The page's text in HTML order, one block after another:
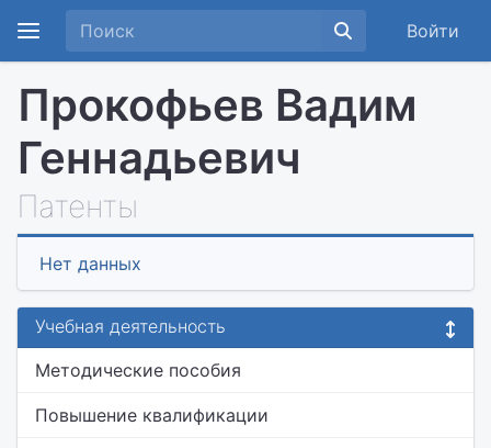
Войти
Прокофьев Вадим
Геннадьевич
Патенты
Нет данных
Учебная деятельность
Методические пособия
Повышение квалификации